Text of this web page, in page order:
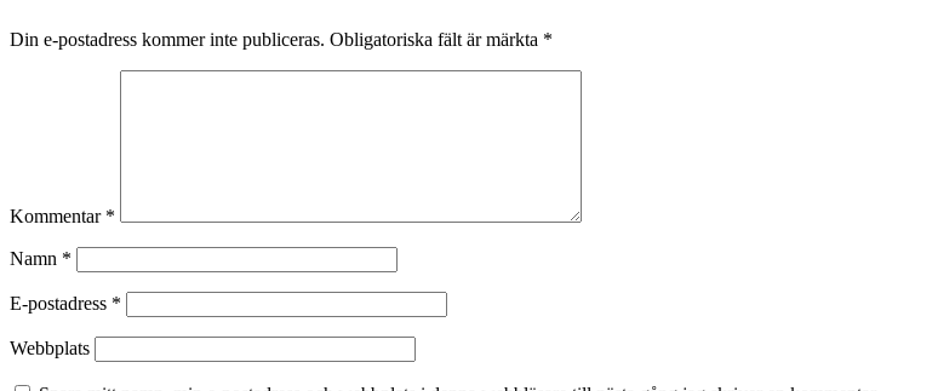
Din e-postadress kommer inte publiceras. Obligatoriska fält är märkta *
Kommentar *
Namn *
E-postadress *
Webbplats